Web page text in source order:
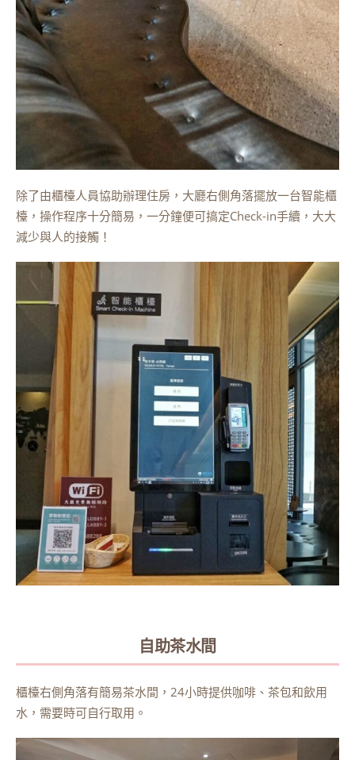
除了由櫃檯人員協助辦理住房，大廳右側角落擺放一台智能櫃
檯，操作程序十分簡易，一分鐘便可搞定Check-in手續，大大
減少與人的接觸！
自助茶水間
櫃檯右側角落有簡易茶水間，24小時提供咖啡、茶包和飲用
水，需要時可自行取用。